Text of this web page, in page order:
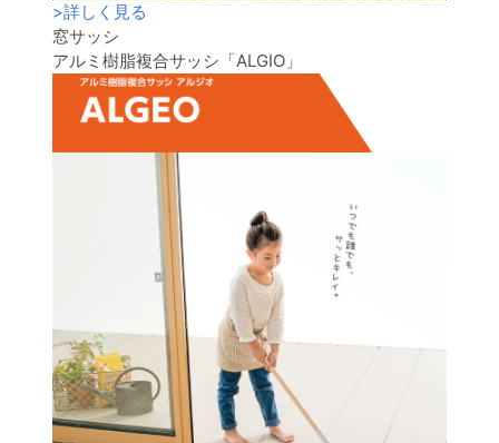
>詳しく見る
窓サッシ
アルミ樹脂複合サッシ「ALGIO」